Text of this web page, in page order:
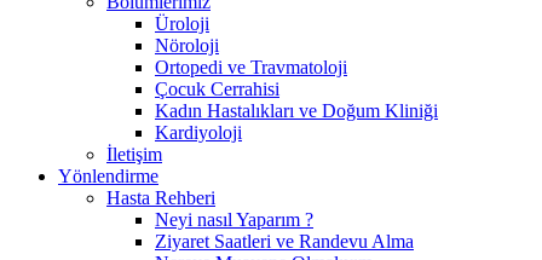
Üroloji
Nöroloji
Ortopedi ve Travmatoloji
Çocuk Cerrahisi
Kadın Hastalıkları ve Doğum Kliniği
Kardiyoloji
İletişim
Yönlendirme
Hasta Rehberi
Neyi nasıl Yaparım ?
Ziyaret Saatleri ve Randevu Alma